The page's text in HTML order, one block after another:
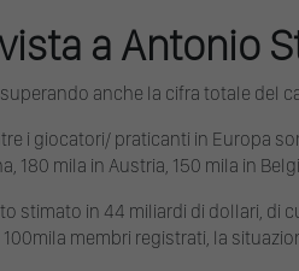
a Antonio
anche la cifra totale del
i giocatori/ praticanti in Europa
180 mila in Austria, 150 mila in
in 44 miliardi di dollari, di
membri registrati, la